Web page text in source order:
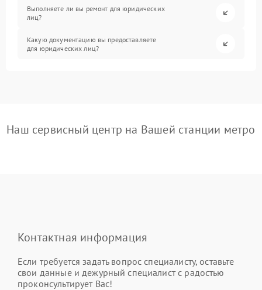
Выполняете ли вы ремонт для юридических
лиц?
Какую документацию вы предоставляете
для юридических лиц?
Наш сервисный центр на Вашей станции метро
Контактная информация
Если требуется задать вопрос специалисту, оставьте
свои данные и дежурный специалист с радостью
проконсультирует Вас!